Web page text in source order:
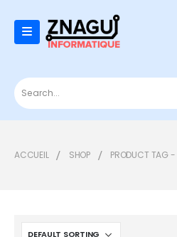
ACCUEIL SHOP PRODUCT TAG -